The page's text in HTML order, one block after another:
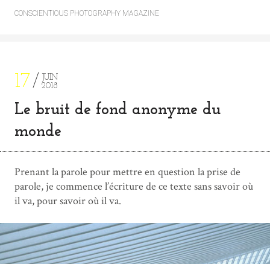
CONSCIENTIOUS PHOTOGRAPHY MAGAZINE
17
JUIN
2018
Le bruit de fond anonyme du
monde
Prenant la parole pour mettre en question la prise de
parole, je commence l’écriture de ce texte sans savoir où
il va, pour savoir où il va.